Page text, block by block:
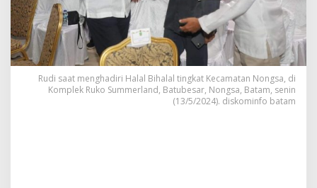
n
g
a
y
n
Rudi saat menghadiri Halal Bihalal tingkat Kecamatan Nongsa, di
Komplek Ruko Summerland, Batubesar, Nongsa, Batam, senin
(13/5/2024). diskominfo batam